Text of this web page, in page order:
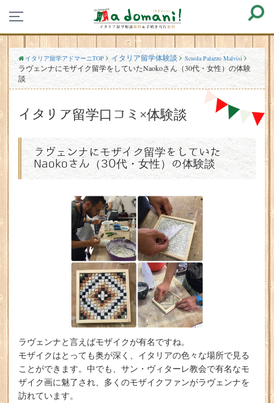
イタリア留学アドマーニTOP イタリア留学体験談 Scuola Palazzo Malvisi
ラヴェンナにモザイク留学をしていたNaokoさん（30代・女性）の体験
談
イタリア留学口コミ×体験談
ラヴェンナにモザイク留学をしていた
Naokoさん（30代・女性）の体験談
ラヴェンナと言えばモザイクが有名ですね。
モザイクはとっても奥が深く、イタリアの色々な場所で見る
ことができます。中でも、サン・ヴィターレ教会で有名なモ
ザイク画に魅了され、多くのモザイクファンがラヴェンナを
訪れています。